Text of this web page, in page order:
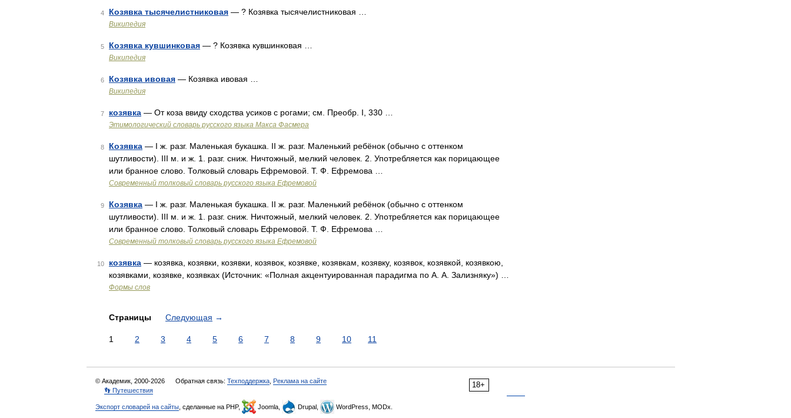
4 Козявка тысячелистниковая — ? Козявка тысячелистниковая …
Википедия
5 Козявка кувшинковая — ? Козявка кувшинковая …
Википедия
6 Козявка ивовая — Козявка ивовая …
Википедия
7 козявка — От коза ввиду сходства усиков с рогами; см. Преобр. I, 330 …
Этимологический словарь русского языка Макса Фасмера
8 Козявка — I ж. разг. Маленькая букашка. II ж. разг. Маленький ребёнок (обычно с оттенком
шутливости). III м. и ж. 1. разг. сниж. Ничтожный, мелкий человек. 2. Употребляется как порицающее
или бранное слово. Толковый словарь Ефремовой. Т. Ф. Ефремова …
Современный толковый словарь русского языка Ефремовой
9 Козявка — I ж. разг. Маленькая букашка. II ж. разг. Маленький ребёнок (обычно с оттенком
шутливости). III м. и ж. 1. разг. сниж. Ничтожный, мелкий человек. 2. Употребляется как порицающее
или бранное слово. Толковый словарь Ефремовой. Т. Ф. Ефремова …
Современный толковый словарь русского языка Ефремовой
10 козявка — козявка, козявки, козявки, козявок, козявке, козявкам, козявку, козявок, козявкой, козявкою,
козявками, козявке, козявках (Источник: «Полная акцентуированная парадигма по А. А. Зализняку») …
Формы слов
Страницы Следующая →
1 2 3 4 5 6 7 8 9 10 11
18+
© Академик, 2000-2026 Обратная связь: Техподдержка Реклама на сайте
👣 Путешествия
Экспорт словарей на сайты , сделанные на PHP, Joomla, Drupal, WordPress, MODx.